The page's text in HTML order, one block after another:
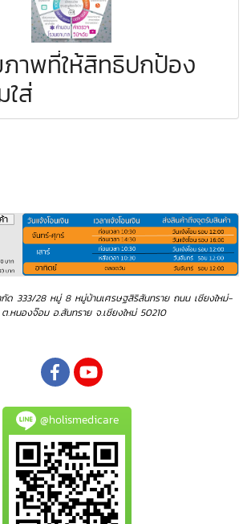
าพที่ให้สิทธิปกป้อง
ส่
ด 333/28 หมู่ 8 หมู่บ้านเศรษฐสิริสันทราย ถนน เชียงใหม่-
.หนองจ๊อม อ.สันทราย จ.เชียงใหม่ 50210
@holismedicare